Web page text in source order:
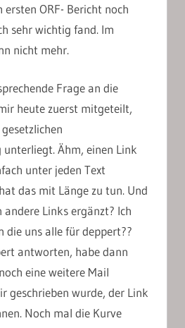
ersten ORF- Bericht noch
sehr wichtig fand. Im
nicht mehr.
Frage an die
heute zuerst mitgeteilt,
unterliegt. Ähm, einen Link
unter jeden Text
das mit Länge zu tun. Und
Links ergänzt? Ich
die uns alle für deppert??
antworten, habe dann
eine weitere Mail
geschrieben wurde, der Link
Noch mal die Kurve